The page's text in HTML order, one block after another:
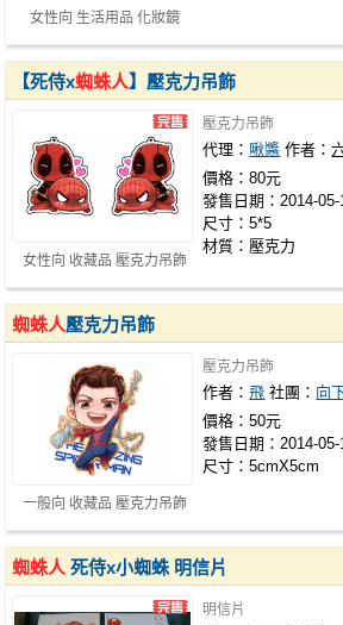
女性向 生活用品 化妝鏡
女性向 收藏品 壓克力吊飾
【死侍x蜘蛛人】壓克力吊飾
壓克力吊飾
代理： 啾醬 作者：
價格：80元
發售日期：2014-05-
尺寸：5*5
材質：壓克力
一般向 收藏品 壓克力吊飾
蜘蛛人壓克力吊飾
壓克力吊飾
作者：飛 社團： 向
價格：50元
發售日期：2014-05-
尺寸：5cmX5cm
蜘蛛人 死侍x小蜘蛛 明信片
明信片